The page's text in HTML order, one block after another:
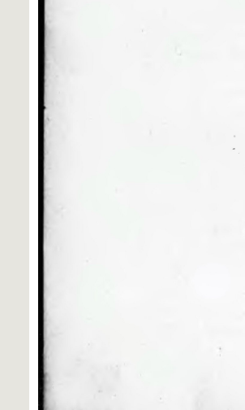
Soubor ke stažení ve formátu djvu